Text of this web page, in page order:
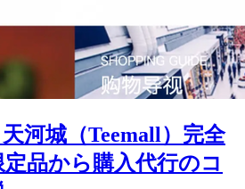
天河城（Teemall）完全
品から購入代行のコ